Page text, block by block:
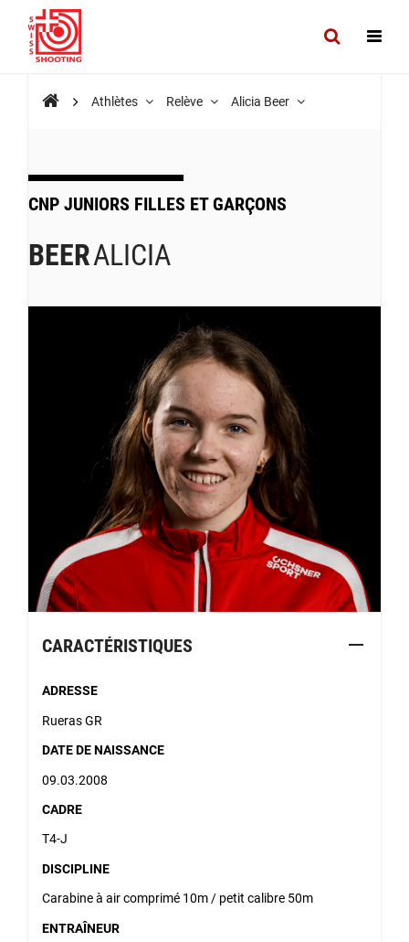
Athlètes Relève Alicia Beer
CNP JUNIORS FILLES ET GARÇONS
BEERALICIA
CARACTÉRISTIQUES
ADRESSE
Rueras GR
DATE DE NAISSANCE
09.03.2008
CADRE
T4-J
DISCIPLINE
Carabine à air comprimé 10m / petit calibre 50m
ENTRAÎNEUR